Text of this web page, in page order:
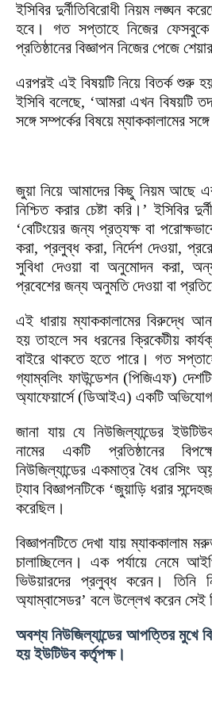
ইসিবির দুর্নীতিবিরোধী নিয়ম লঙ্ঘন
হবে। গত সপ্তাহে নিজের
প্রতিষ্ঠানের বিজ্ঞাপন নিজের পেজে
এরপরই এই বিষয়টি নিয়ে বিতর্ক শুরু
ইসিবি বলেছে, ‘আমরা এখন বিষয়টি
সঙ্গে সম্পর্কের বিষয়ে ম্যাককালামের
জুয়া নিয়ে আমাদের কিছু নিয়ম আছে
নিশ্চিত করার চেষ্টা করি।’ ইসিবির
‘বেটিংয়ের জন্য প্রত্যক্ষ বা
করা, প্রলুব্ধ করা, নির্দেশ দেওয়া,
সুবিধা দেওয়া বা অনুমোদন করা,
প্রবেশের জন্য অনুমতি দেওয়া বা
এই ধারায় ম্যাককালামের বিরুদ্ধে
হয় তাহলে সব ধরনের ক্রিকেটীয়
বাইরে থাকতে হতে পারে। গত
গ্যাম্বলিং ফাউন্ডেশন (পিজিএফ)
অ্যাফেয়ার্সে (ডিআইএ) একটি অভিযোগ
জানা যায় যে নিউজিল্যান্ডের
নামের একটি প্রতিষ্ঠানের
নিউজিল্যান্ডের একমাত্র বৈধ রেসিং
ট্যাব বিজ্ঞাপনটিকে ‘জুয়াড়ি ধরার
করেছিল।
বিজ্ঞাপনটিতে দেখা যায় ম্যাককালাম
চালাচ্ছিলেন। এক পর্যায়ে নেমে
ভিউয়ারদের প্রলুব্ধ করেন। তিনি
অ্যাম্বাসেডর’ বলে উল্লেখ করেন সেই
অবশ্য নিউজিল্যান্ডের আপত্তির মুখে
হয় ইউটিউব কর্তৃপক্ষ।